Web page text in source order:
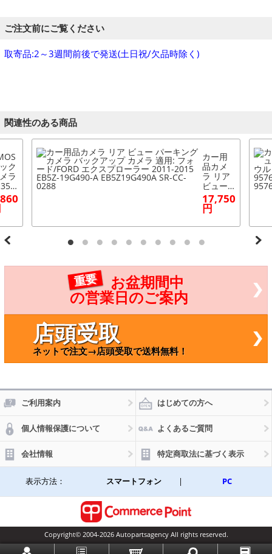
ご注文前にご覧ください
取寄品:2～3週間前後で発送(土日祝/欠品時除く)
関連性のある商品
ク
ラ
セ
ラ
一
A
カー用
品カメ
ラ リア
ビュー
パーキ
ング カ
メラ バ
ックア
メラ 適
ード/FO
5 EB5Z-
288
17,750
円
重要
お盆期間中
の営業日のご案内
店頭受取
ネットで注文→店頭受取で送料無料！
ご利用案内 はじめての方へ
個人情報保護について よくあるご質問
会社情報 特定商取法に基づく表示
表示方法： スマートフォン | PC
Copyright© 2004-2026 Autopartsagency All rights reserved.